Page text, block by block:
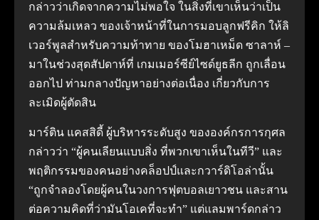
กล่าวว่าเกิดจากความไม่พอใจ ในสิ่งที่เขาเห็นว่าเป็น
ความล้มเหลว ของเจ้าหน้าที่ในการมอบลูกฟรีคิก ให้ลิ
เวอร์พูลสําหรับความท้าทาย ของโมฮาเหม็ด ซาลาห์ –
มาในช่วงสุดสัปดาห์ที่ เกมเมอร์ซีย์ไซด์ยูธลีก ถูกเลื่อน
ออกไป ท่ามกลางปัญหาอย่างต่อเนื่อง เกี่ยวกับการ
ละเมิดผู้ตัดสิน
มาร์ติน แคสสิดี้ ผู้บริหารระดับสูง ขององค์กรการกุศล
กล่าวว่า “ผู้คนเลียนแบบสิ่ง ที่พวกเขาเห็นในทีวี” และ
พฤติกรรมของคนอย่างคล็อปป์และกวาร์ดิโอล่านั้น
“ถูกจําลองโดยผู้คนในวงการฟุตบอลเยาวชน และสาน
ต่อความคิดที่ว่ามันโอเคที่จะทํา” แต่แลมพาร์ดกล่าว